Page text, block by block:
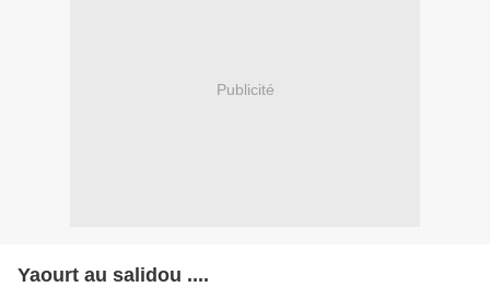
Publicité
Yaourt au salidou ....